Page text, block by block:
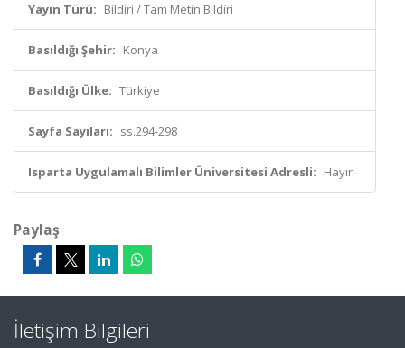
Yayın Türü: Bildiri / Tam Metin Bildiri
Basıldığı Şehir: Konya
Basıldığı Ülke: Türkiye
Sayfa Sayıları: ss.294-298
Isparta Uygulamalı Bilimler Üniversitesi Adresli: Hayır
Paylaş
İletişim Bilgileri